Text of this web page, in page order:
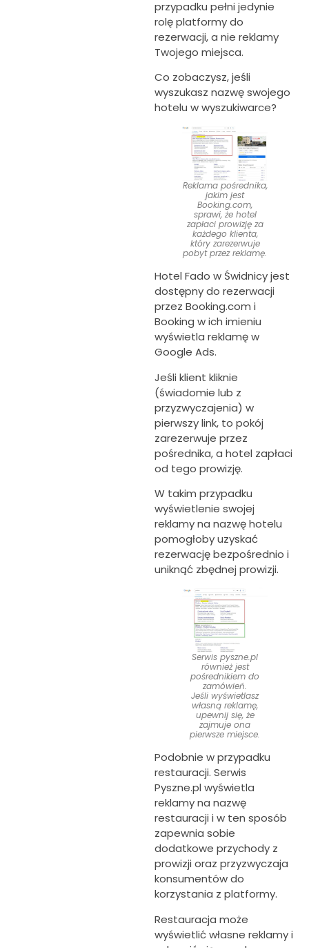
przypadku pełni jedynie
rolę platformy do
rezerwacji, a nie reklamy
Twojego miejsca.
Co zobaczysz, jeśli
wyszukasz nazwę swojego
hotelu w wyszukiwarce?
Reklama pośrednika,
jakim jest
Booking.com,
sprawi, że hotel
zapłaci prowizję za
każdego klienta,
który zarezerwuje
pobyt przez reklamę.
Hotel Fado w Świdnicy jest
dostępny do rezerwacji
przez Booking.com i
Booking w ich imieniu
wyświetla reklamę w
Google Ads.
Jeśli klient kliknie
(świadomie lub z
przyzwyczajenia) w
pierwszy link, to pokój
zarezerwuje przez
pośrednika, a hotel zapłaci
od tego prowizję.
W takim przypadku
wyświetlenie swojej
reklamy na nazwę hotelu
pomogłoby uzyskać
rezerwację bezpośrednio i
uniknąć zbędnej prowizji.
Serwis pyszne.pl
również jest
pośrednikiem do
zamówień.
Jeśli wyświetlasz
własną reklamę,
upewnij się, że
zajmuje ona
pierwsze miejsce.
Podobnie w przypadku
restauracji. Serwis
Pyszne.pl wyświetla
reklamy na nazwę
restauracji i w ten sposób
zapewnia sobie
dodatkowe przychody z
prowizji oraz przyzwyczaja
konsumentów do
korzystania z platformy.
Restauracja może
wyświetlić własne reklamy i